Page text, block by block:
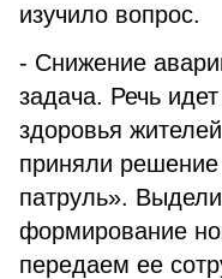
изучило вопрос.
- Снижение
задача. Речь
здоровья
приняли
патруль».
формирование
передаем ее